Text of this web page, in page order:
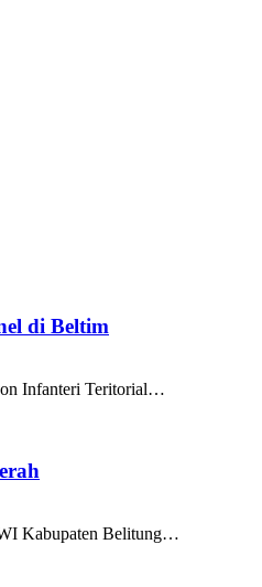
di Beltim
Infanteri Teritorial…
Kabupaten Belitung…